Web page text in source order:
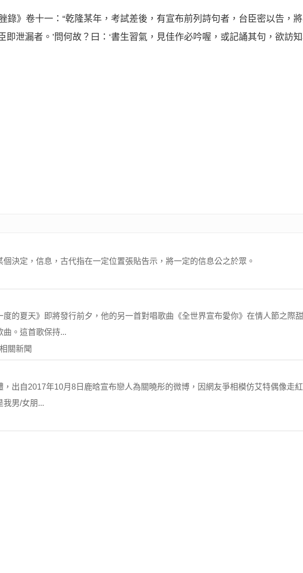
錄》卷十一：“乾隆某年，考試差後，有宣布前列詩句者，台臣密以告，
即泄漏者。’問何故？曰：‘書生習氣，見佳作必吟喔，或記誦其句，欲訪
個決定，信息，古代指在一定位置張貼告示，將一定的信息公之於眾。
度的夏天》即將發行前夕，他的另一首對唱歌曲《全世界宣布愛你》在情人節之際
曲。這首歌保持...
關新聞
出自2017年10月8日鹿晗宣布戀人為關曉彤的微博，因網友爭相模仿艾特偶像走紅
我男/女朋...